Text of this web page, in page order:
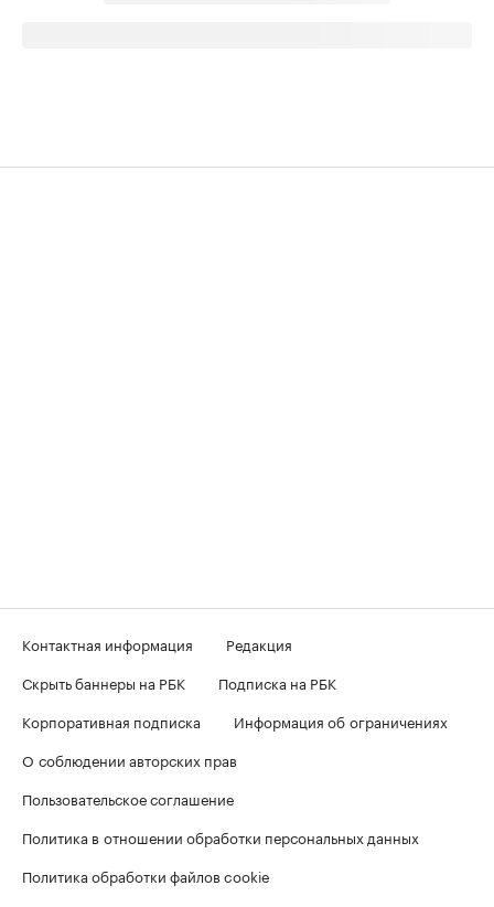
Контактная информация
Редакция
Скрыть баннеры на РБК
Подписка на РБК
Корпоративная подписка
Информация об ограничениях
О соблюдении авторских прав
Пользовательское соглашение
Политика в отношении обработки персональных данных
Политика обработки файлов cookie